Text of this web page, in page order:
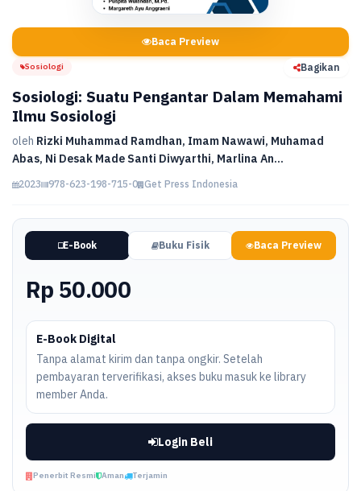
Baca Preview
Sosiologi Bagikan
Sosiologi: Suatu Pengantar Dalam Memahami
Ilmu Sosiologi
oleh Rizki Muhammad Ramdhan, Imam Nawawi, Muhamad
Abas, Ni Desak Made Santi Diwyarthi, Marlina An...
2023 978-623-198-715-0 Get Press Indonesia
E-Book Buku Fisik Baca Preview
Rp 50.000
E-Book Digital
Tanpa alamat kirim dan tanpa ongkir. Setelah
pembayaran terverifikasi, akses buku masuk ke library
member Anda.
Login Beli
Penerbit Resmi Aman Terjamin